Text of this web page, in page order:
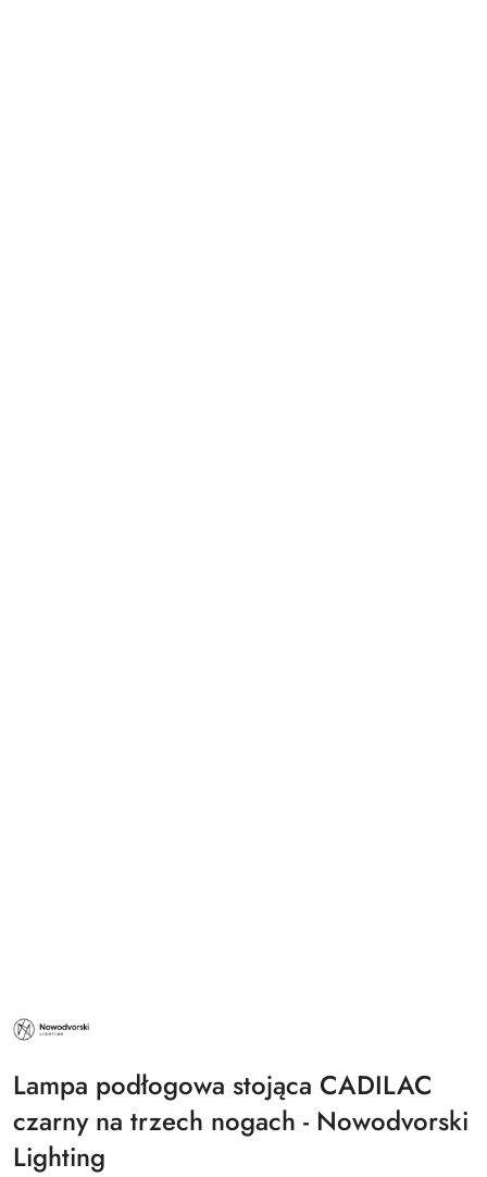
NAZWA
PRODUCENTA:
Lampa podłogowa stojąca CADILAC
czarny na trzech nogach - Nowodvorski
Lighting